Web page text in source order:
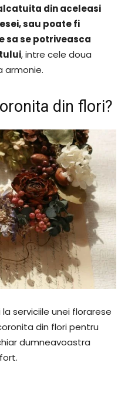
din aceleasi
sau poate fi
sa se potriveasca
, intre cele doua
armonie.
din flori?
serviciile unei florarese
din flori pentru
dumneavoastra